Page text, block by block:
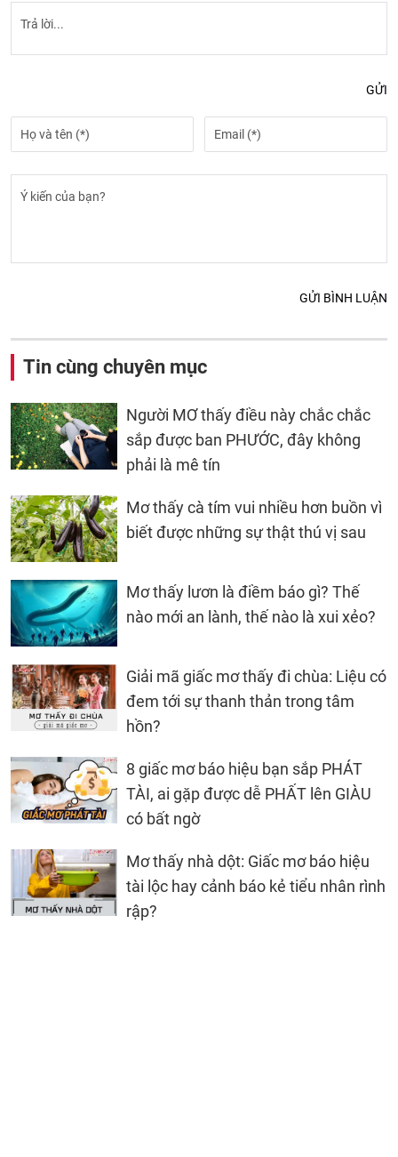
GỬI
GỬI BÌNH LUẬN
Tin cùng chuyên mục
Người MƠ thấy điều này chắc chắc
sắp được ban PHƯỚC, đây không
phải là mê tín
Mơ thấy cà tím vui nhiều hơn buồn vì
biết được những sự thật thú vị sau
Mơ thấy lươn là điềm báo gì? Thế
nào mới an lành, thế nào là xui xẻo?
Giải mã giấc mơ thấy đi chùa: Liệu có
đem tới sự thanh thản trong tâm
hồn?
8 giấc mơ báo hiệu bạn sắp PHÁT
TÀI, ai gặp được dễ PHẤT lên GIÀU
có bất ngờ
Mơ thấy nhà dột: Giấc mơ báo hiệu
tài lộc hay cảnh báo kẻ tiểu nhân rình
rập?